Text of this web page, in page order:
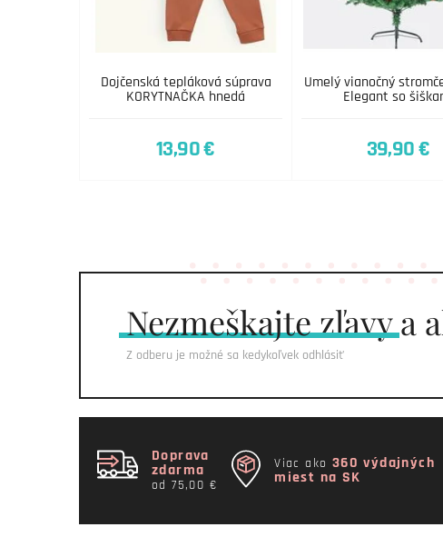
Dojčenská tepláková súprava
KORYTNAČKA hnedá
13,90 €
Umelý vianočný
Elegant so
39,90 €
Nezmeškajtezľavy a
Z odberu je možné sa kedykoľvek odhlásiť
Doprava
zdarma
od 75,00 €
Viac ako 360 výdajných
miest na SK